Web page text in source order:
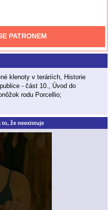
PATRONEM
klenoty v teráriích, Historie
- část 10., Úvod do
rodu Porcellio;
to, že neexistuje